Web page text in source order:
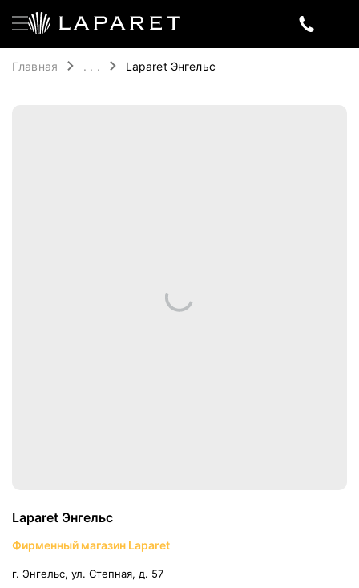
Главная . . . Laparet Энгельс
Laparet Энгельс
Фирменный магазин Laparet
г. Энгельс, ул. Степная, д. 57